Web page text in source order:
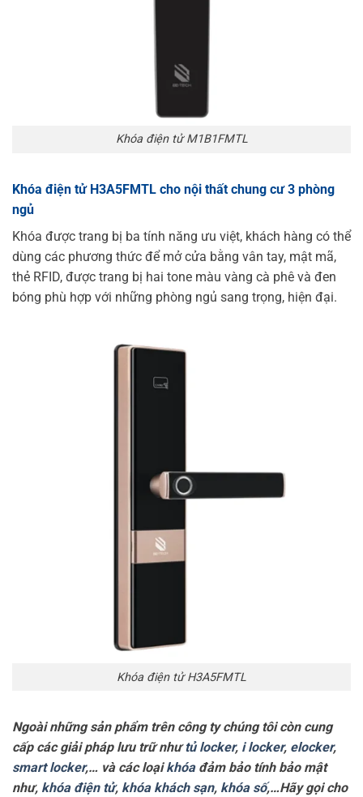
Khóa điện tử M1B1FMTL
Khóa điện tử H3A5FMTL cho nội thất chung cư 3 phòng
ngủ
Khóa được trang bị ba tính năng ưu việt, khách hàng có thể
dùng các phương thức để mở cửa bằng vân tay, mật mã,
thẻ RFID, được trang bị hai tone màu vàng cà phê và đen
bóng phù hợp với những phòng ngủ sang trọng, hiện đại.
Khóa điện tử H3A5FMTL
Ngoài những sản phẩm trên công ty chúng tôi còn cung
cấp các giải pháp lưu trữ nhưtủ locker, i locker, elocker,
smart locker,… và các loạikhóađảm bảo tính bảo mật
như, khóa điện tử, khóa khách sạn, khóa số,…Hãy gọi cho